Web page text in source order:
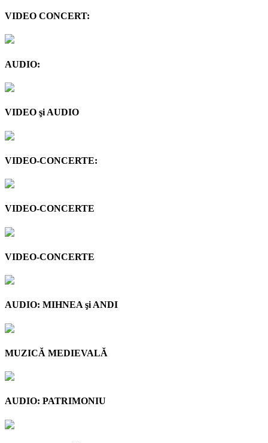
VIDEO CONCERT:
AUDIO:
VIDEO şi AUDIO
VIDEO-CONCERTE:
VIDEO-CONCERTE
VIDEO-CONCERTE
AUDIO: MIHNEA şi ANDI
MUZICĂ MEDIEVALĂ
AUDIO: PATRIMONIU